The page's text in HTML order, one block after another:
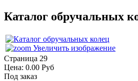
Каталог обручальных
Увеличить изображение
Страница 29
Цена: 0.00 Руб
Под заказ